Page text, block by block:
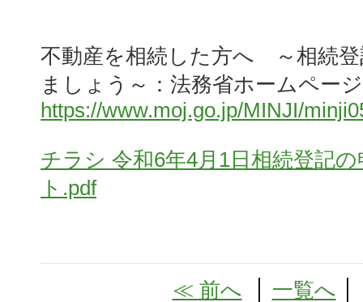
不動産を相続した方へ ～相続登
ましょう～：法務省ホームページ
https://www.moj.go.jp/MINJI/
チラシ 令和6年4月1日相続登記
ト.pdf
≪ 前へ 一覧へ